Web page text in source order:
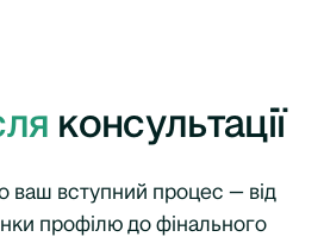
консультації
ваш вступний процес — від
профілю до фінального